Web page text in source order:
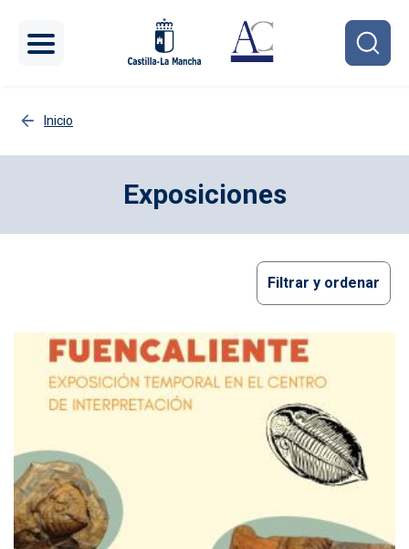
Inicio
Exposiciones
Filtrar y ordenar